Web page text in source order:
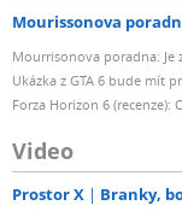
Mourissonova
Mourrisonova poradna: Je
Ukázka z GTA 6 bude mít
Forza Horizon 6
Video
Prostor X Branky,